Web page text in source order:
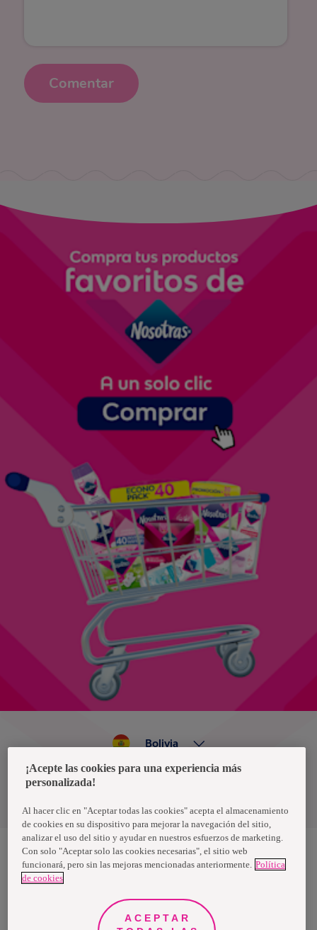
Comentar
Política de privacidad de datos
Bolivia
Nosotras, una marca de Essity - una compañía global líder en
higiene y salud. Cada día, mil millones de personas, en todo el
propósito es romper barreras por el bienestar en beneficio de
consumidores, pacientes, cuidadores, clientes y la sociedad en
general. Vendemos en aproximadamente 150 países bajo las
¡Acepte las cookies para una experiencia más
personalizada!
Al hacer clic en "Aceptar todas las cookies" acepta el almacenamiento
de cookies en su dispositivo para mejorar la navegación del sitio,
analizar el uso del sitio y ayudar en nuestros esfuerzos de marketing.
Con solo "Aceptar solo las cookies necesarias", el sitio web
funcionará, pero sin las mejoras mencionadas anteriormente. Política
de cookies
ACEPTAR